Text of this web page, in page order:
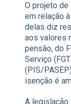
O projeto de
em relação
delas diz
aos valores
pensão, do
Serviço
(PIS/
isenção é
A legislação